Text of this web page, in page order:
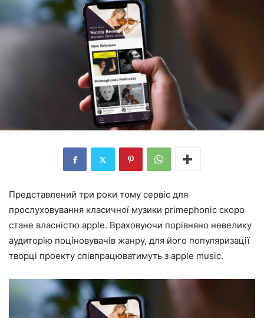
Представлений три роки тому сервіс для
прослуховування класичної музики primephonic скоро
стане власністю apple. Враховуючи порівняно невелику
аудиторію поціновувачів жанру, для його популяризації
творці проекту співпрацюватимуть з apple music.